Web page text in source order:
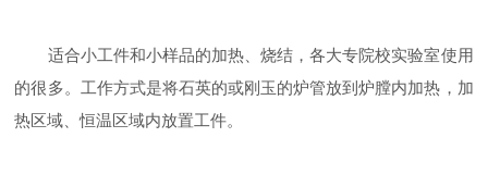
适合小工件和小样品的加热、烧结，各大专院校实验室使用
的很多。工作方式是将石英的或刚玉的炉管放到炉膛内加热，加
热区域、恒温区域内放置工件。